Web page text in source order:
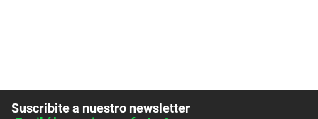
Suscribite a nuestro newsletter